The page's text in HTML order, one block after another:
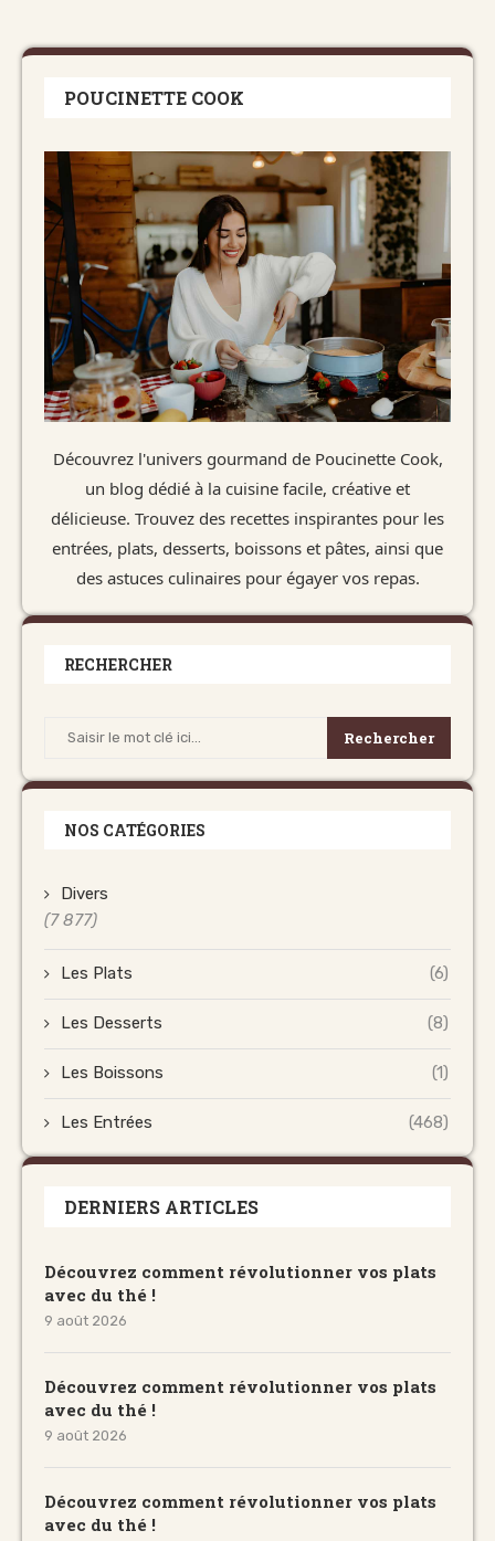
POUCINETTE COOK
Découvrez l'univers gourmand de Poucinette Cook,
un blog dédié à la cuisine facile, créative et
délicieuse. Trouvez des recettes inspirantes pour les
entrées, plats, desserts, boissons et pâtes, ainsi que
des astuces culinaires pour égayer vos repas.
RECHERCHER
Rechercher
NOS CATÉGORIES
Divers
(7 877)
Les Plats (6)
Les Desserts (8)
Les Boissons (1)
Les Entrées (468)
DERNIERS ARTICLES
Découvrez comment révolutionner vos plats
avec du thé !
9 août 2026
Découvrez comment révolutionner vos plats
avec du thé !
9 août 2026
Découvrez comment révolutionner vos plats
avec du thé !